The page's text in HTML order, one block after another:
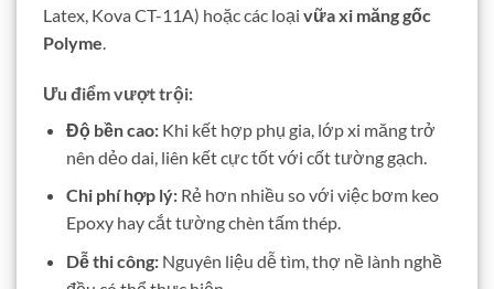
Latex, Kova CT-11A) hoặc các loại vữa xi măng gốc
Polyme.
Ưu điểm vượt trội:
Độ bền cao:Khi kết hợp phụ gia, lớp xi măng trở
nên dẻo dai, liên kết cực tốt với cốt tường gạch.
Chi phí hợp lý:Rẻ hơn nhiều so với việc bơm keo
Epoxy hay cắt tường chèn tấm thép.
Dễ thi công:Nguyên liệu dễ tìm, thợ nề lành nghề